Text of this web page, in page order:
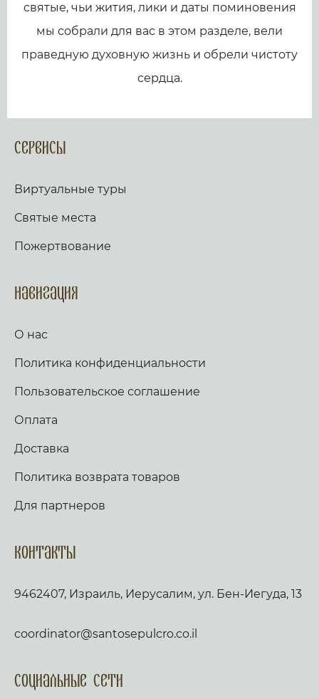
святые, чьи жития, лики и даты поминовения
мы собрали для вас в этом разделе, вели
праведную духовную жизнь и обрели чистоту
сердца.
Сервисы
Виртуальные туры
Святые места
Пожертвование
Навигация
О нас
Политика конфиденциальности
Пользовательское соглашение
Оплата
Доставка
Политика возврата товаров
Для партнеров
Контакты
9462407, Израиль, Иерусалим, ул. Бен-Иегуда, 13
coordinator@santosepulcro.co.il
Социальные сети